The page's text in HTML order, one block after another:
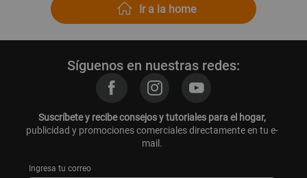
Ir a la home
Síguenos en nuestras redes:
Suscríbete y recibe consejos y tutoriales para el hogar,
publicidad y promociones comerciales directamente en tu e-
mail.
Ingresa tu correo